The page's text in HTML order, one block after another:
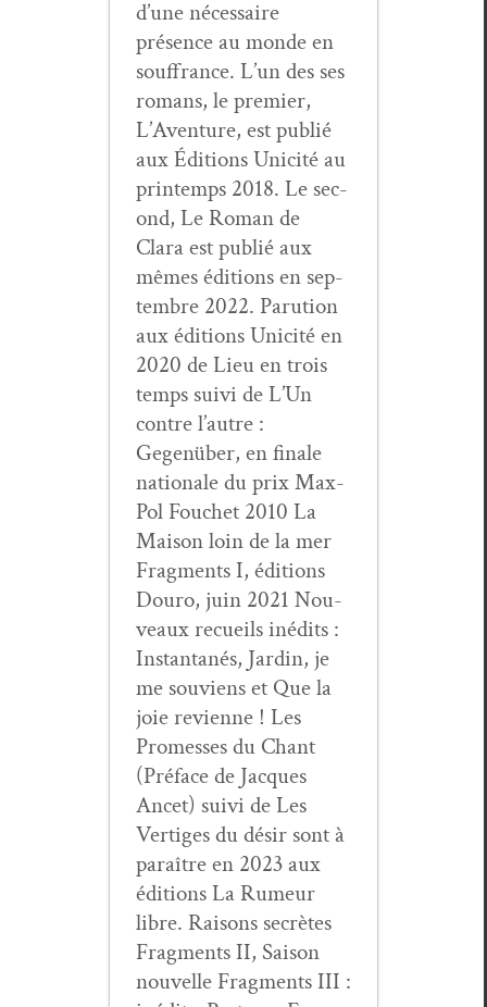
d’une néces­saire
présence au monde en
souf­france. L’un des ses
romans, le pre­mier,
L’Aven­ture, est pub­lié
aux Édi­tions Unic­ité au
print­emps 2018. Le sec­
ond, Le Roman de
Clara est pub­lié aux
mêmes édi­tions en sep­
tem­bre 2022. Paru­tion
aux édi­tions Unic­ité en
2020 de Lieu en trois
temps suivi de L’Un
con­tre l’autre :
Gegenüber, en finale
nationale du prix Max-
Pol Fouchet 2010 La
Mai­son loin de la mer
Frag­ments I, édi­tions
Douro, juin 2021 Nou­
veaux recueils inédits :
Instan­ta­nés, Jardin, je
me sou­viens et Que la
joie revi­enne ! Les
Promess­es du Chant
(Pré­face de Jacques
Ancet) suivi de Les
Ver­tiges du désir sont à
paraître en 2023 aux
édi­tions La Rumeur
libre. Raisons secrètes
Frag­ments II, Sai­son
nou­velle Frag­ments III :